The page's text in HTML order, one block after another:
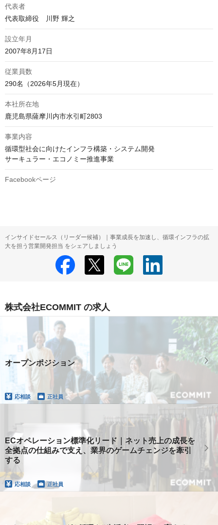
代表者
代表取締役　川野 輝之
設立年月
2007年8月17日
従業員数
290名（2026年5月現在）
本社所在地
鹿児島県薩摩川内市水引町2803
事業内容
循環型社会に向けたインフラ構築・システム開発
サーキュラー・エコノミー推進事業
Facebookページ
インサイドセールス（リーダー候補）｜事業成長を加速し、循環インフラの拡
大を担う営業開発担当 をシェアしましょう
株式会社ECOMMIT の求人
オープンポジション
応相談 正社員
ECオペレーション標準化リード｜ネット売上の成長を
全拠点の仕組みで支え、業界のゲームチェンジを牽引
する
応相談 正社員